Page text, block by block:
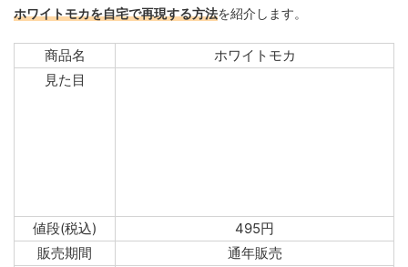
ホワイトモカを自宅で再現する方法を紹介します。
商品名
ホワイトモカ
見た目
値段(税込)
495円
販売期間
通年販売